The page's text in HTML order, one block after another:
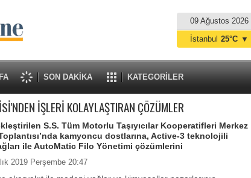
09 Ağustos 2026
SON DAKİKA KATEGORİLER
İstanbul 25°C ▼
İŞLERİ KOLAYLAŞTIRAN ÇÖZÜMLER
S.S. Tüm Motorlu Taşıyıcılar Kooperatifleri Merkez
kamyoncu dostlarına, Active-3 teknolojili
ile AutoMatic Filo Yönetimi çözümlerini
2019 Perşembe 20:47